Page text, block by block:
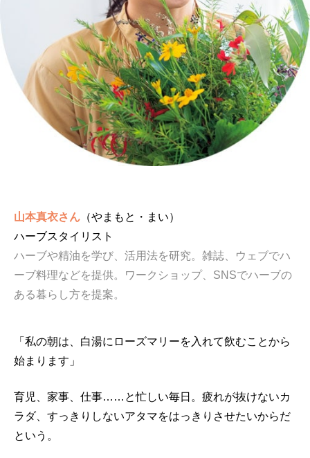
山本真衣さん （やまもと・まい）
ハーブスタイリスト
ハーブや精油を学び、活用法を研究。雑誌、ウェブでハ
ーブ料理などを提供。ワークショップ、SNSでハーブの
ある暮らし方を提案。
「私の朝は、白湯にローズマリーを入れて飲むことから
始まります」
育児、家事、仕事……と忙しい毎日。疲れが抜けないカ
ラダ、すっきりしないアタマをはっきりさせたいからだ
という。